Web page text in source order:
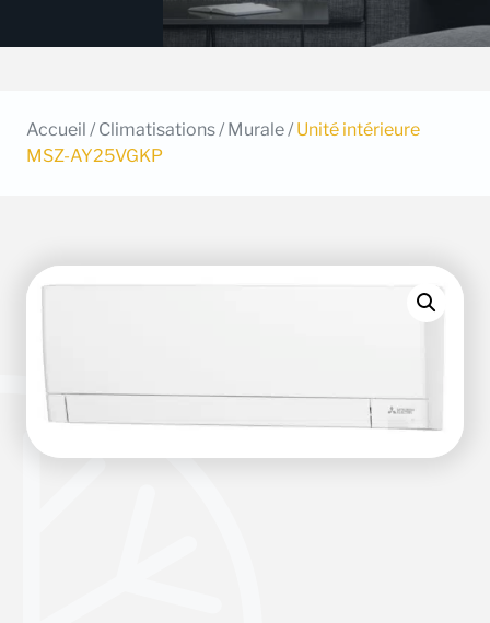
Accueil / Climatisations/ Murale/ Unité intérieure
MSZ-AY25VGKP